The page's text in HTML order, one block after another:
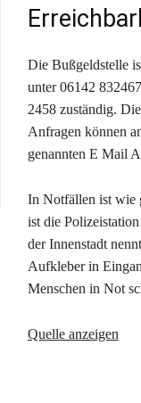
Die Bußgeldstelle
unter 06142
2458 zuständig.
Anfragen können
genannten E Mail
In Notfällen ist wie
ist die
der Innenstadt
Aufkleber in
Menschen in Not
Quelle anzeigen